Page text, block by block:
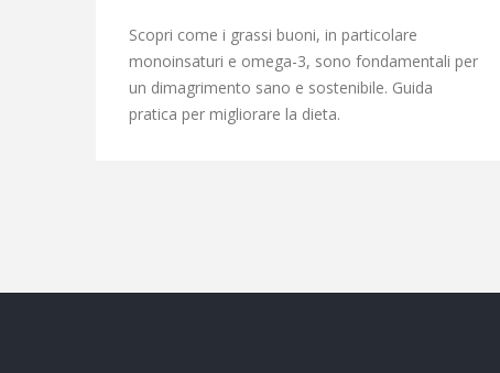
Scopri come i grassi buoni, in particolare
monoinsaturi e omega-3, sono fondamentali per
un dimagrimento sano e sostenibile. Guida
pratica per migliorare la dieta.